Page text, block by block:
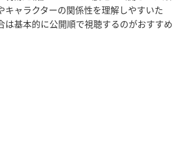
キャラクターの関係性を理解しやすいた
は基本的に公開順で視聴するのがおすすめ